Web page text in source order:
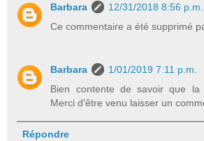
Barbara
12/31/2018 8:56 p.m.
Ce commentaire a été supprimé
Barbara
1/01/2019 7:11 p.m.
Bien contente de savoir que la
Merci d'être venu laisser un
Répondre